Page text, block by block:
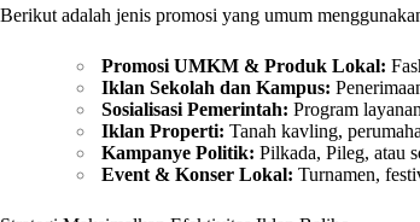
Berikut adalah jenis promosi yang umum
Promosi UMKM & Produk Lokal:
Iklan Sekolah dan Kampus:
Sosialisasi Pemerintah: Program
Iklan Properti: Tanah kavling,
Kampanye Politik: Pilkada, Pileg, atau
Event & Konser Lokal: Turnamen,